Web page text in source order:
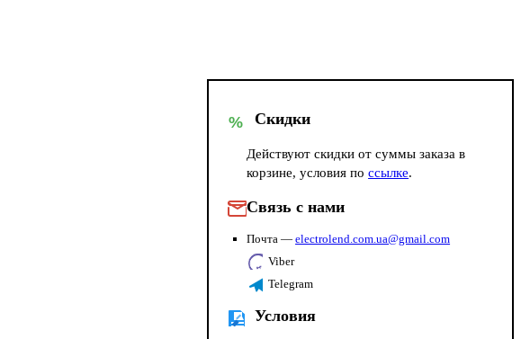
% Скидки
Действуют скидки от суммы заказа в
корзине, условия поссылке.
Связь с нами
Почта —electrolend.com.ua@gmail.com
Viber
Telegram
Условия